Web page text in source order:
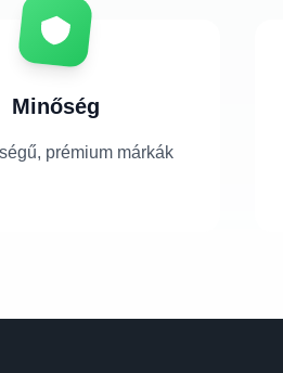
Minőség
prémium márkák